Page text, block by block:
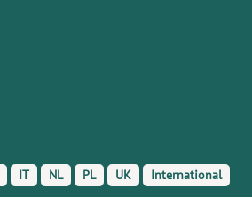
IT NL PL UK International